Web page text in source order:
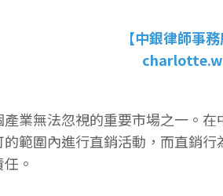
【中銀律師事
業無法忽視的重要市場之一。
範圍內進行直銷活動，而直銷
。